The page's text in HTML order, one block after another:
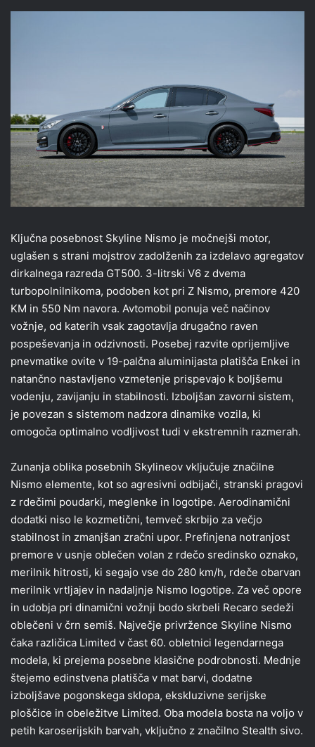
Ključna posebnost Skyline Nismo je močnejši motor,
uglašen s strani mojstrov zadolženih za izdelavo agregatov
dirkalnega razreda GT500. 3-litrski V6 z dvema
turbopolnilnikoma, podoben kot pri Z Nismo, premore 420
KM in 550 Nm navora. Avtomobil ponuja več načinov
vožnje, od katerih vsak zagotavlja drugačno raven
pospeševanja in odzivnosti. Posebej razvite oprijemljive
pnevmatike ovite v 19-palčna aluminijasta platišča Enkei in
natančno nastavljeno vzmetenje prispevajo k boljšemu
vodenju, zavijanju in stabilnosti. Izboljšan zavorni sistem,
je povezan s sistemom nadzora dinamike vozila, ki
omogoča optimalno vodljivost tudi v ekstremnih razmerah.
Zunanja oblika posebnih Skylineov vključuje značilne
Nismo elemente, kot so agresivni odbijači, stranski pragovi
z rdečimi poudarki, meglenke in logotipe. Aerodinamični
dodatki niso le kozmetični, temveč skrbijo za večjo
stabilnost in zmanjšan zračni upor. Prefinjena notranjost
premore v usnje oblečen volan z rdečo sredinsko oznako,
merilnik hitrosti, ki segajo vse do 280 km/h, rdeče obarvan
merilnik vrtljajev in nadaljnje Nismo logotipe. Za več opore
in udobja pri dinamični vožnji bodo skrbeli Recaro sedeži
oblečeni v črn semiš. Največje privržence Skyline Nismo
čaka različica Limited v čast 60. obletnici legendarnega
modela, ki prejema posebne klasične podrobnosti. Mednje
štejemo edinstvena platišča v mat barvi, dodatne
izboljšave pogonskega sklopa, ekskluzivne serijske
ploščice in obeležitve Limited. Oba modela bosta na voljo v
petih karoserijskih barvah, vključno z značilno Stealth sivo.